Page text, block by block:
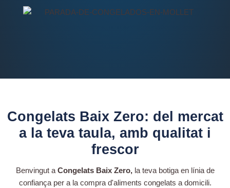
Congelats Baix Zero: del mercat
a la teva taula, amb qualitat i
frescor
Benvingut a Congelats Baix Zero, la teva botiga en línia de
confiança per a la compra d'aliments congelats a domicili.